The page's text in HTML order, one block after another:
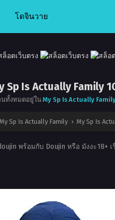
โดจินวาย
Sp Is Actually Family
นทั้งหมดอยู่ใน My Sp Is Actually
My Sp Is Actually Family › My Sp Is
พร้อมกับ Doujin หรือ มังงะ